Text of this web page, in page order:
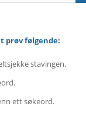
prøv følgende:
stavingen.
ett søkeord.